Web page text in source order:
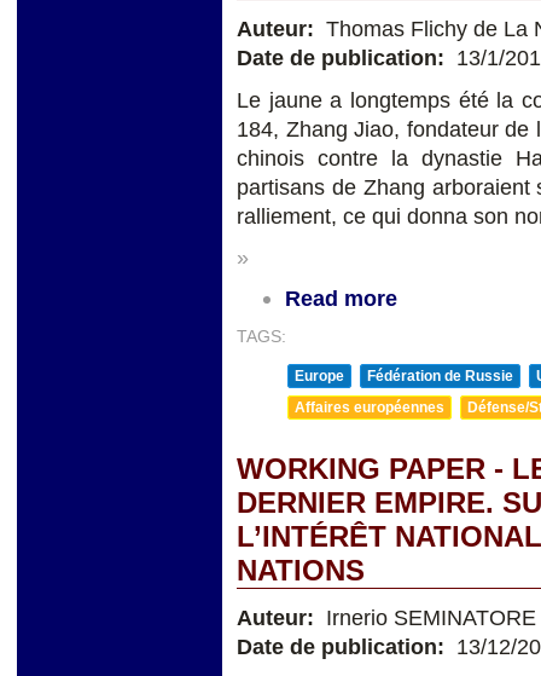
Auteur: Thomas Flichy de La
Date de publication: 13/1/
Le jaune a longtemps été la
184, Zhang Jiao, fondateur de
chinois contre la dynastie
partisans de Zhang
ralliement, ce qui donna son
»
Read more
TAGS:
Europe Fédération de Russie
Affaires européennes
Défense/
WORKING PAPER -
DERNIER EMPIRE.
L’INTÉRÊT
NATIONS
Auteur: Irnerio SEMINATORE
Date de publication: 13/12/